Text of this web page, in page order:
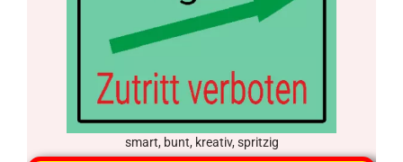
smart, bunt, kreativ, spritzig